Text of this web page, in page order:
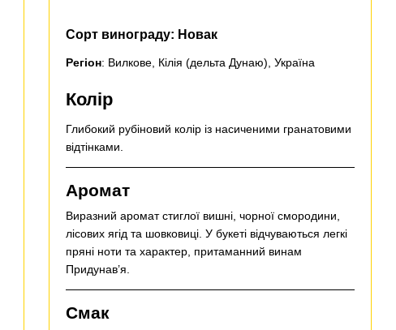
Сорт винограду: Новак
Регіон: Вилкове, Кілія (дельта Дунаю), Україна
Колір
Глибокий рубіновий колір із насиченими гранатовими
відтінками.
Аромат
Виразний аромат стиглої вишні, чорної смородини,
лісових ягід та шовковиці. У букеті відчуваються легкі
пряні ноти та характер, притаманний винам
Придунав’я.
Смак